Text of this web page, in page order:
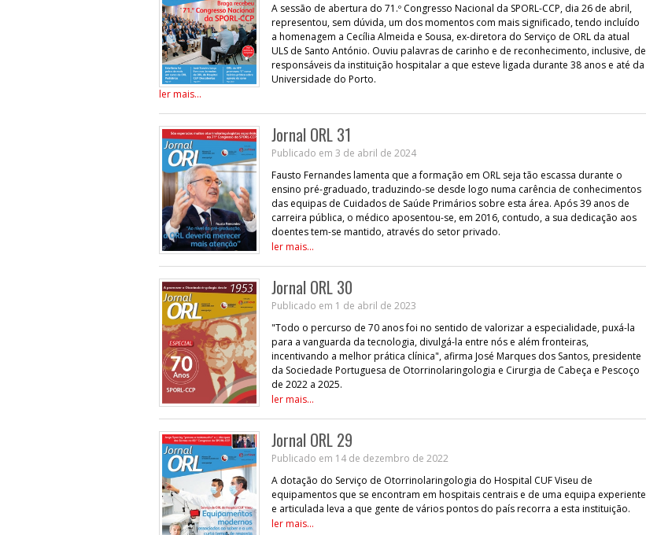
A sessão de abertura do 71.º Congresso Nacional da SPORL-CCP, dia 26 de abril,
representou, sem dúvida, um dos momentos com mais significado, tendo incluído
a homenagem a Cecília Almeida e Sousa, ex-diretora do Serviço de ORL da atual
ULS de Santo António. Ouviu palavras de carinho e de reconhecimento, inclusive, de
responsáveis da instituição hospitalar a que esteve ligada durante 38 anos e até da
Universidade do Porto.
ler mais...
Jornal ORL 31
Publicado em 3 de abril de 2024
Fausto Fernandes lamenta que a formação em ORL seja tão escassa durante o
ensino pré-graduado, traduzindo-se desde logo numa carência de conhecimentos
das equipas de Cuidados de Saúde Primários sobre esta área. Após 39 anos de
carreira pública, o médico aposentou-se, em 2016, contudo, a sua dedicação aos
doentes tem-se mantido, através do setor privado.
ler mais...
Jornal ORL 30
Publicado em 1 de abril de 2023
"Todo o percurso de 70 anos foi no sentido de valorizar a especialidade, puxá-la
para a vanguarda da tecnologia, divulgá-la entre nós e além fronteiras,
incentivando a melhor prática clínica", afirma José Marques dos Santos, presidente
da Sociedade Portuguesa de Otorrinolaringologia e Cirurgia de Cabeça e Pescoço
de 2022 a 2025.
ler mais...
Jornal ORL 29
Publicado em 14 de dezembro de 2022
A dotação do Serviço de Otorrinolaringologia do Hospital CUF Viseu de
equipamentos que se encontram em hospitais centrais e de uma equipa experiente
e articulada leva a que gente de vários pontos do país recorra a esta instituição.
ler mais...